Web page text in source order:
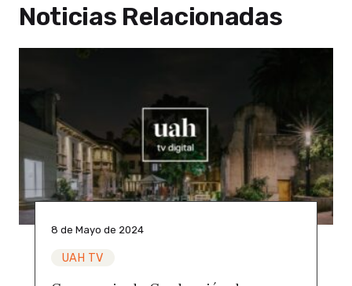
Noticias Relacionadas
8 de Mayo de 2024
UAH TV